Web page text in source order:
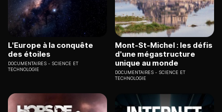
L'Europe à la conquête
des étoiles
DOCUMENTAIRES
SCIENCE ET
TECHNOLOGIE
Mont-St-Michel : les défis
d'une mégastructure
unique au monde
DOCUMENTAIRES
SCIENCE ET
TECHNOLOGIE